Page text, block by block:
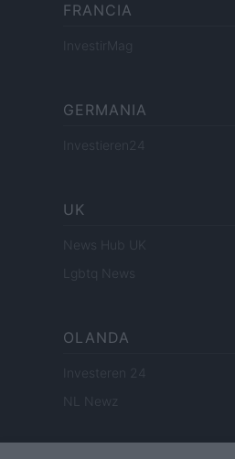
FRANCIA
InvestirMag
GERMANIA
Investieren24
UK
News Hub UK
Lgbtq News
OLANDA
Investeren 24
NL Newz